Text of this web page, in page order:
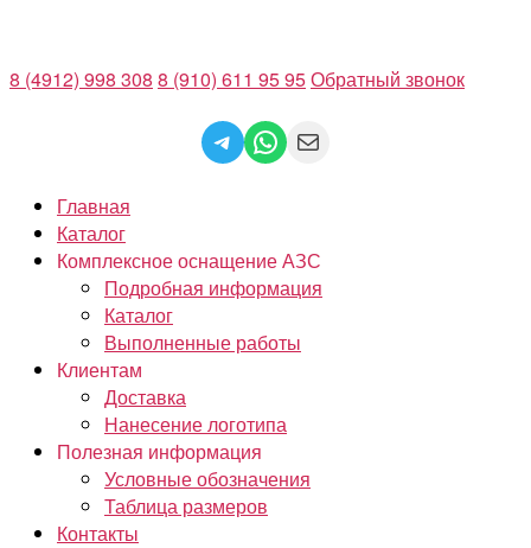
содержимому
8 (4912) 998 308 8 (910) 611 95 95Обратный звонок
Telegram
WhatsApp
Mail
Главная
Каталог
Комплексное оснащение АЗС
Подробная информация
Каталог
Выполненные работы
Клиентам
Доставка
Нанесение логотипа
Полезная информация
Условные обозначения
Таблица размеров
Контакты